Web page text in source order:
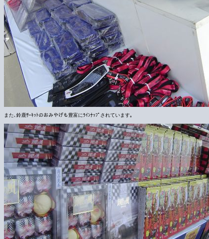
また､鈴鹿ｻｰｷｯﾄのおみやげも豊富にﾗｲﾝﾅｯﾌﾟされています｡